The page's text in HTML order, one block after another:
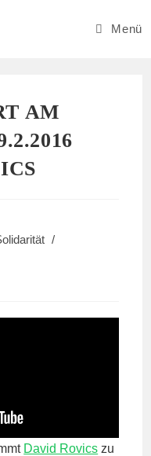
Menü
AM
/
David Rovics zu